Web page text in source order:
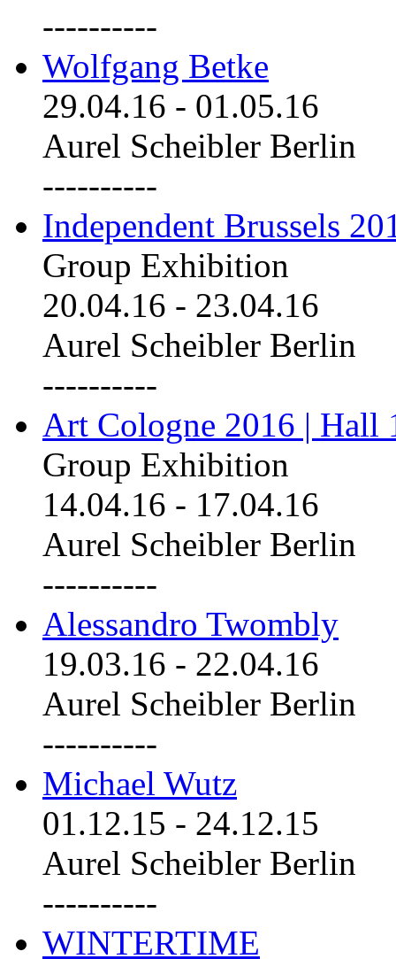
----------
Wolfgang Betke
29.04.16 - 01.05.16
Aurel Scheibler Berlin
----------
Independent Brussels
Group Exhibition
20.04.16 - 23.04.16
Aurel Scheibler Berlin
----------
Art Cologne 2016 | Hall
Group Exhibition
14.04.16 - 17.04.16
Aurel Scheibler Berlin
----------
Alessandro Twombly
19.03.16 - 22.04.16
Aurel Scheibler Berlin
----------
Michael Wutz
01.12.15 - 24.12.15
Aurel Scheibler Berlin
----------
WINTERTIME